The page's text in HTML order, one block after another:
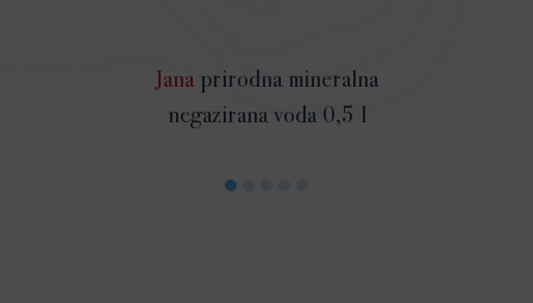
Jana prirodna mineralna
negazirana voda 0,5 l